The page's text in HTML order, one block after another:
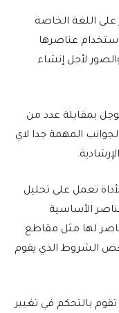
اللغة الخاصة
عناصرها
لأجل إنشاء
بمقابلة عدد من
المهمة جدا لاي
تعمل على تحليل
الأساسية
لها مثل مقاطع
الشروط الذي يقوم
بالتحكم في تغيير